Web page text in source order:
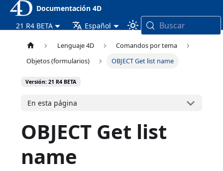
Documentación 4D
21 R4 BETA
Español Buscar
Lenguaje 4D
Comandos por tema
Objetos (formularios)
OBJECT Get list name
Versión: 21 R4 BETA
En esta página
OBJECT Get list
name